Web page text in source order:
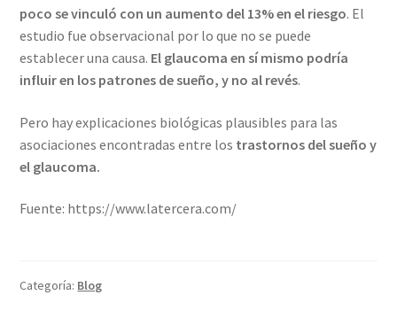
poco se vinculó con un aumento del 13% en el riesgo. El
estudio fue observacional por lo que no se puede
establecer una causa. El glaucoma en sí mismo podría
influir en los patrones de sueño, y no al revés.
Pero hay explicaciones biológicas plausibles para las
asociaciones encontradas entre los trastornos del sueño y
el glaucoma.
Fuente: https://www.latercera.com/
Categoría: Blog